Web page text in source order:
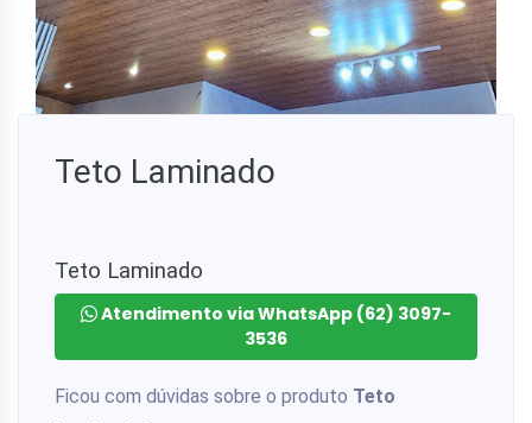
Teto Laminado
Teto Laminado
Atendimento via WhatsApp (62) 3097-
3536
Ficou com dúvidas sobre o produto Teto